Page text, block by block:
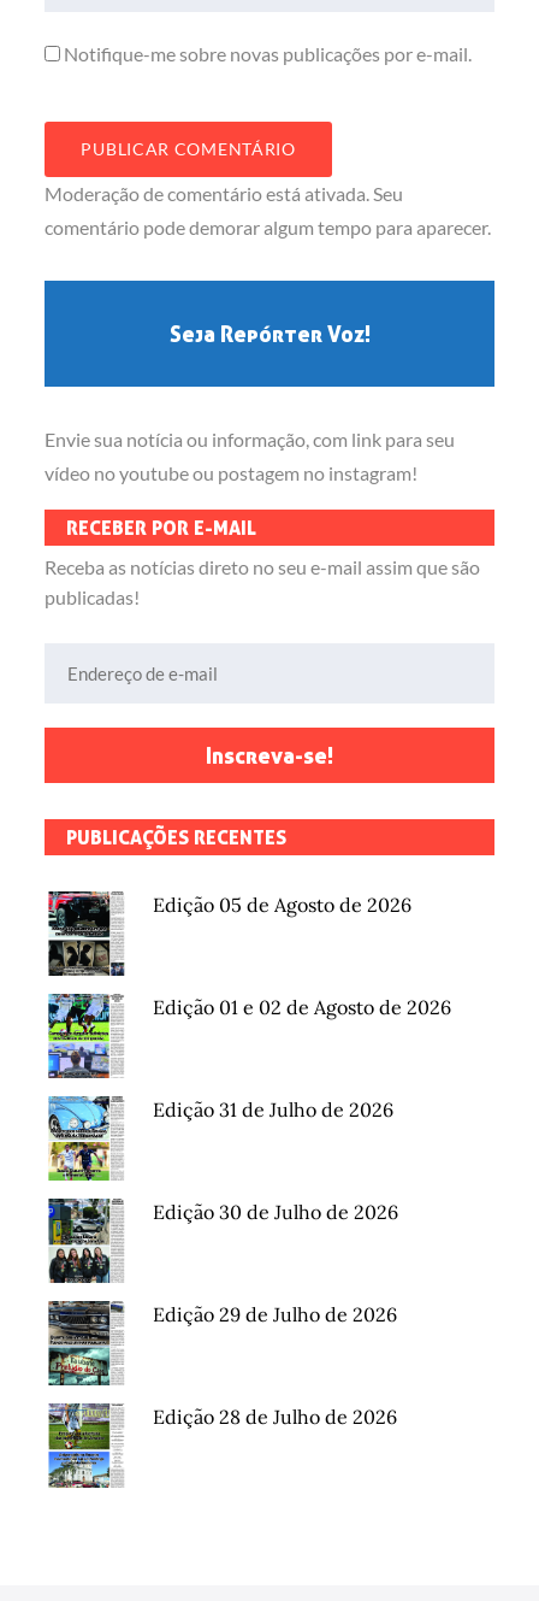
Notifique-me sobre novas publicações por e-mail.
Moderação de comentário está ativada. Seu
comentário pode demorar algum tempo para aparecer.
Seja Repórter Voz!
Envie sua notícia ou informação, com link para seu
vídeo no youtube ou postagem no instagram!
RECEBER POR E-MAIL
Receba as notícias direto no seu e-mail assim que são
publicadas!
Inscreva-se!
PUBLICAÇÕES RECENTES
Edição 05 de Agosto de 2026
Edição 01 e 02 de Agosto de 2026
Edição 31 de Julho de 2026
Edição 30 de Julho de 2026
Edição 29 de Julho de 2026
Edição 28 de Julho de 2026